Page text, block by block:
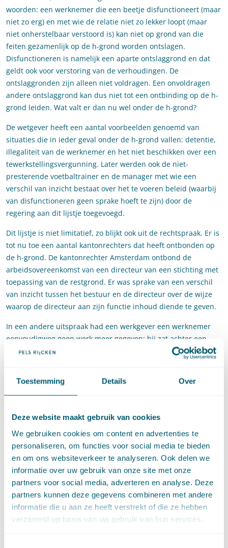
Toestemming Details Over
Deze website maakt gebruik van cookies
We gebruiken cookies om content en advertenties te
personaliseren, om functies voor social media te bieden
en om ons websiteverkeer te analyseren. Ook delen we
informatie over uw gebruik van onze site met onze
partners voor social media, adverteren en analyse. Deze
partners kunnen deze gegevens combineren met andere
informatie die u aan ze heeft verstrekt of die ze hebben
verzameld op basis van uw gebruik van hun services.
woorden: een werknemer die een beetje disfunctioneert (maar
niet zo erg) en met wie de relatie niet zo lekker loopt (maar
niet onherstelbaar verstoord is) kan niet op grond van die
feiten gezamenlijk op de h-grond worden ontslagen.
Disfunctioneren is namelijk een aparte ontslaggrond en dat
geldt ook voor verstoring van de verhoudingen. De
ontslaggronden zijn alleen niet voldragen. Een onvoldragen
andere ontslaggrond kan dus niet tot een ontbinding op de h-
grond leiden. Wat valt er dan nu wel onder de h-grond?
De wetgever heeft een aantal voorbeelden genoemd van
situaties die in ieder geval onder de h-grond vallen: detentie,
illegaliteit van de werknemer en het niet beschikken over een
tewerkstellingsvergunning. Later werden ook de niet-
presterende voetbaltrainer en de manager met wie een
verschil van inzicht bestaat over het te voeren beleid (waarbij
van disfunctioneren geen sprake hoeft te zijn) door de
regering aan dit lijstje toegevoegd.
Dit lijstje is niet limitatief, zo blijkt ook uit de rechtspraak. Er is
tot nu toe een aantal kantonrechters dat heeft ontbonden op
de h-grond. De kantonrechter Amsterdam ontbond de
arbeidsovereenkomst van een directeur van een stichting met
toepassing van de restgrond. Er was sprake van een verschil
van inzicht tussen het bestuur en de directeur over de wijze
waarop de directeur aan zijn functie inhoud diende te geven.
In een andere uitspraak had een werkgever een werknemer
eenvoudigweg geen werk meer gegeven: hij zat achter een
bureau waarop de telefoon nooit overging en de computer niet
hiermee sprake was van een situatie die niet in de mallen past
dat de werkgever erop uit was de werknemer ertoe te brengen
zijn verzet tegen ontslag op te geven dan wel verstoorde
verhoudingen te construeren in de hoop zo met een minimum
aan kosten tot beëindiging van de arbeidsovereenkomst te
kunnen komen. De kantonrechter overwoog dat dit
feitencomplex geen ontbinding op de g-grond (verstoorde
verhoudingen) opleverde, maar wel een ontbinding op de h-
grond.
Maar ook het feit dat al ongeveer een jaar (ondanks verwoede